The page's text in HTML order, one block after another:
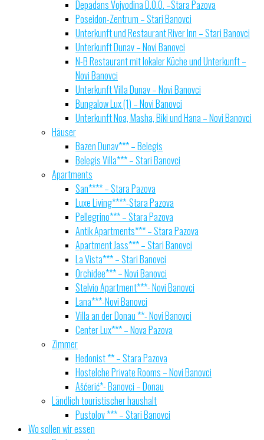
Depadans Vojvodina D.O.O. –Stara Pazova
Poseidon-Zentrum – Stari Banovci
Unterkunft und Restaurant River Inn – Stari Banovci
Unterkunft Dunav – Novi Banovci
N-B Restaurant mit lokaler Küche und Unterkunft –
Novi Banovci
Unterkunft Villa Dunav – Novi Banovci
Bungalow Lux (1) – Novi Banovci
Unterkunft Noa, Masha, Biki und Hana – Novi Banovci
Häuser
Bazen Dunav*** – Belegis
Belegis Villa*** – Stari Banovci
Apartments
San**** – Stara Pazova
Luxe Living****-Stara Pazova
Pellegrino*** – Stara Pazova
Antik Apartments*** – Stara Pazova
Apartment Jass*** – Stari Banovci
La Vista*** – Stari Banovci
Orchidee*** – Novi Banovci
Stelvio Apartment***- Novi Banovci
Lana***-Novi Banovci
Villa an der Donau **- Novi Banovci
Center Lux*** – Nova Pazova
Zimmer
Hedonist ** – Stara Pazova
Hostelche Private Rooms – Novi Banovci
Ašćerić*- Banovci – Donau
Ländlich touristischer haushalt
Pustolov *** – Stari Banovci
Wo sollen wir essen